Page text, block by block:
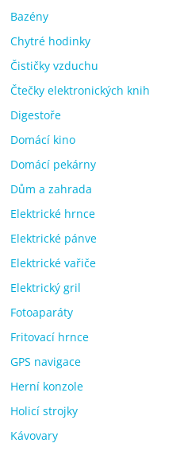
Bazény
Chytré hodinky
Čističky vzduchu
Čtečky elektronických knih
Digestoře
Domácí kino
Domácí pekárny
Dům a zahrada
Elektrické hrnce
Elektrické pánve
Elektrické vařiče
Elektrický gril
Fotoaparáty
Fritovací hrnce
GPS navigace
Herní konzole
Holicí strojky
Kávovary